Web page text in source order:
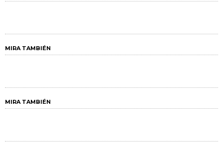
MIRA TAMBIÉN
MIRA TAMBIÉN